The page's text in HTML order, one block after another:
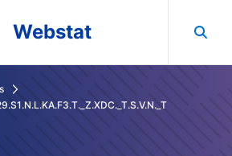
navigation
Webstat